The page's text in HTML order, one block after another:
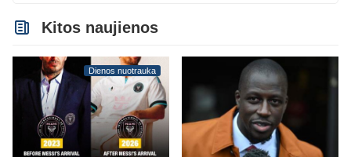
Kitos naujienos
Dienos nuotrauka